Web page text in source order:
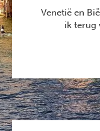
Venetië en
ik terug